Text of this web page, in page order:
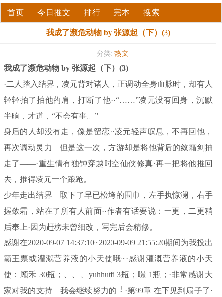
首页 今日推文 排行 完本 搜索
我成了濒危动物 by 张源起（下）(3)
分类:热文
我成了濒危动物 by 张源起（下）(3)
·二人踏入结界，凌元背对诸人，正调动全身血脉时，却有人
轻轻拍了拍他的肩，打断了他··“……”凌元没有回身，沉默
半晌，才道，“不会有事。”
身后的人却没有走，像是留恋··凌元轻声叹息，不再回他，
再次调动灵力，但是这一次，方游却是将他背后的敛霜剑抽
走了——·重生情有独钟穿越时空仙侠修真·再一把将他推回
去，推得凌元一个踉跄。
少年走出结界，取下了早已松垮的围巾，左手执惊澜，右手
握敛霜，站在了所有人前面··作者有话要说：一更，二更稍
后奉上·因为赶榜未曾细改，写完后会精修。
感谢在2020-09-07 14:37:10~2020-09-09 21:55:20期间为我投出
霸王票或灌溉营养液的小天使哦~·感谢灌溉营养液的小天
使：顾禾 30瓶；、、、yuhhutfi 3瓶；暻 1瓶；·非常感谢大
家对我的支持，我会继续努力的
·第99章 在下见到扇子了·